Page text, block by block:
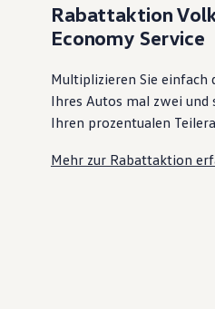
Rabattaktion
Economy Service
Multiplizieren Sie einfach
Ihres Autos mal zwei und
Ihren prozentualen
Mehr zur Rabattaktion